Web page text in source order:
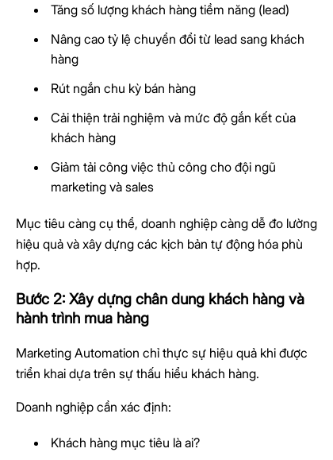
Tăng số lượng khách hàng tiềm năng (lead)
Nâng cao tỷ lệ chuyển đổi từ lead sang khách
hàng
Rút ngắn chu kỳ bán hàng
Cải thiện trải nghiệm và mức độ gắn kết của
khách hàng
Giảm tải công việc thủ công cho đội ngũ
marketing và sales
Mục tiêu càng cụ thể, doanh nghiệp càng dễ đo lường
hiệu quả và xây dựng các kịch bản tự động hóa phù
hợp.
Bước 2: Xây dựng chân dung khách hàng và
hành trình mua hàng
Marketing Automation chỉ thực sự hiệu quả khi được
triển khai dựa trên sự thấu hiểu khách hàng.
Doanh nghiệp cần xác định:
Khách hàng mục tiêu là ai?